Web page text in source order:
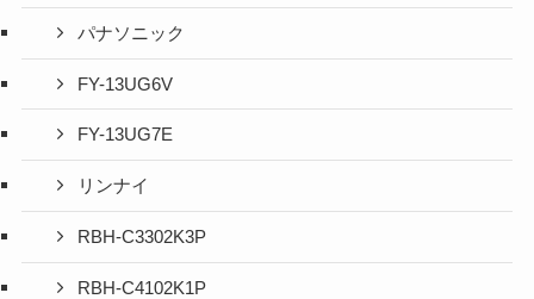
パナソニック
FY-13UG6V
FY-13UG7E
リンナイ
RBH-C3302K3P
RBH-C4102K1P